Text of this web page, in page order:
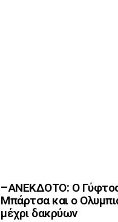
–ΑΝΕΚΔΟΤΟ: Ο
Μπάρτσα και ο
μέχρι δακρύων